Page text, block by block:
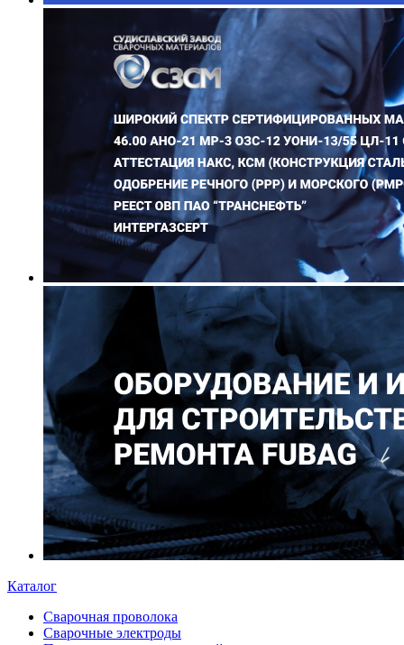
Каталог
Сварочная проволока
Сварочные электроды